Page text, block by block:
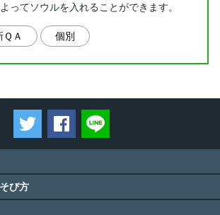
ってソウルを入れることができます。
ＱＡ 個別
ツイートするFacebookでシェアする
び方